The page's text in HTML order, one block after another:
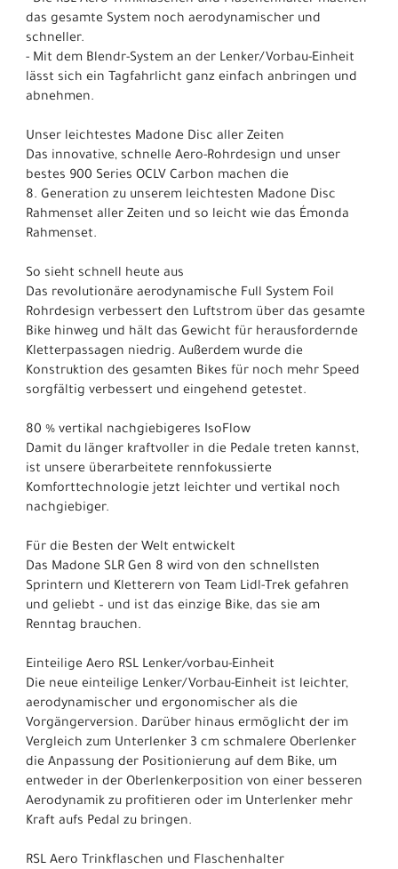
das gesamte System noch aerodynamischer und
schneller.
- Mit dem Blendr-System an der Lenker/Vorbau-Einheit
lässt sich ein Tagfahrlicht ganz einfach anbringen und
abnehmen.
Unser leichtestes Madone Disc aller Zeiten
Das innovative, schnelle Aero-Rohrdesign und unser
bestes 900 Series OCLV Carbon machen die
8. Generation zu unserem leichtesten Madone Disc
Rahmenset aller Zeiten und so leicht wie das Émonda
Rahmenset.
So sieht schnell heute aus
Das revolutionäre aerodynamische Full System Foil
Rohrdesign verbessert den Luftstrom über das gesamte
Bike hinweg und hält das Gewicht für herausfordernde
Kletterpassagen niedrig. Außerdem wurde die
Konstruktion des gesamten Bikes für noch mehr Speed
sorgfältig verbessert und eingehend getestet.
80 % vertikal nachgiebigeres IsoFlow
Damit du länger kraftvoller in die Pedale treten kannst,
ist unsere überarbeitete rennfokussierte
Komforttechnologie jetzt leichter und vertikal noch
nachgiebiger.
Für die Besten der Welt entwickelt
Das Madone SLR Gen 8 wird von den schnellsten
Sprintern und Kletterern von Team Lidl-Trek gefahren
und geliebt – und ist das einzige Bike, das sie am
Renntag brauchen.
Einteilige Aero RSL Lenker/vorbau-Einheit
Die neue einteilige Lenker/Vorbau-Einheit ist leichter,
aerodynamischer und ergonomischer als die
Vorgängerversion. Darüber hinaus ermöglicht der im
Vergleich zum Unterlenker 3 cm schmalere Oberlenker
die Anpassung der Positionierung auf dem Bike, um
entweder in der Oberlenkerposition von einer besseren
Aerodynamik zu profitieren oder im Unterlenker mehr
Kraft aufs Pedal zu bringen.
RSL Aero Trinkflaschen und Flaschenhalter